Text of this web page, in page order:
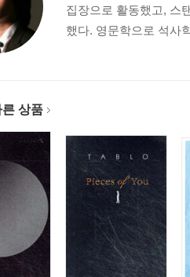
집장으로 활동했고, 스
했다. 영문학으로 석사
상품